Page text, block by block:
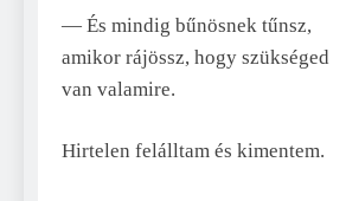
— És mindig bűnösnek tűnsz,
amikor rájössz, hogy szükséged
van valamire.
Hirtelen felálltam és kimentem.